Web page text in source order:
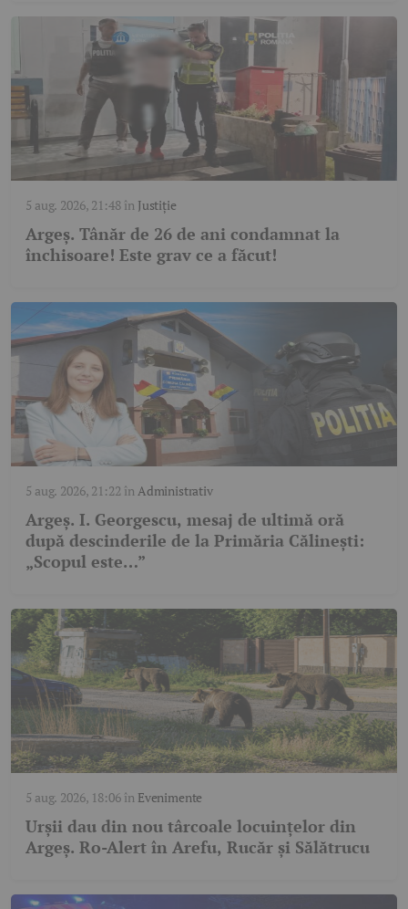
5 aug. 2026, 21:48în Justiție
Argeș. Tânăr de 26 de ani condamnat la
închisoare! Este grav ce a făcut!
5 aug. 2026, 21:22 în Administrativ
Argeș. I. Georgescu, mesaj de ultimă oră
după descinderile de la Primăria Călinești:
„Scopul este…”
5 aug. 2026, 18:06în Evenimente
Urșii dau din nou târcoale locuințelor din
Argeș. Ro-Alert în Arefu, Rucăr și Sălătrucu